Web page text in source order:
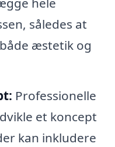
således at
æstetik og
Professionelle
et koncept
kan inkludere